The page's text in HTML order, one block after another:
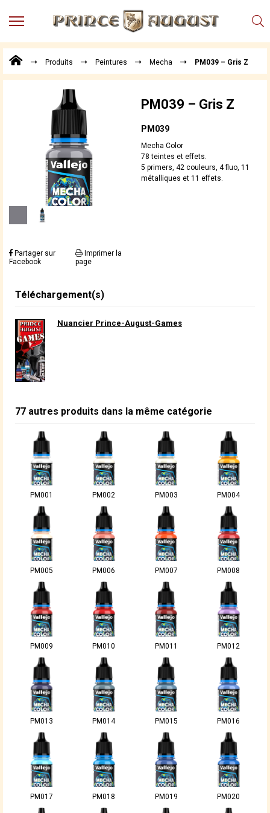
MENU
Points
de
Actualités
Téléchargements
Techniques,
trucs et
astuces
Vidéos
Produits Peintures Mecha PM039 – Gris Z
Partager sur
Facebook
Imprimer la
page
PM039 – Gris Z
PM039
Mecha Color
78 teintes et effets.
5 primers, 42 couleurs, 4 fluo, 11
métalliques et 11 effets.
Téléchargement(s)
Nuancier Prince-August-Games
77 autres produits dans la même catégorie
PM001 PM002 PM003 PM004
PM005 PM006 PM007 PM008
PM009 PM010 PM011 PM012
PM013 PM014 PM015 PM016
PM017 PM018 PM019 PM020